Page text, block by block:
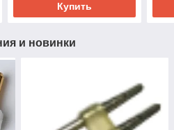
Купить
и новинки